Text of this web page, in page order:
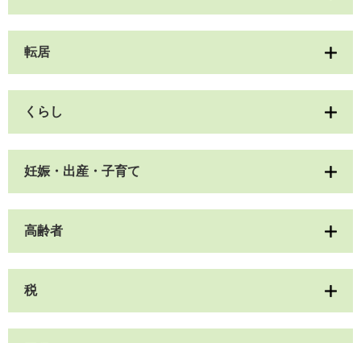
転居
くらし
妊娠・出産・子育て
高齢者
税